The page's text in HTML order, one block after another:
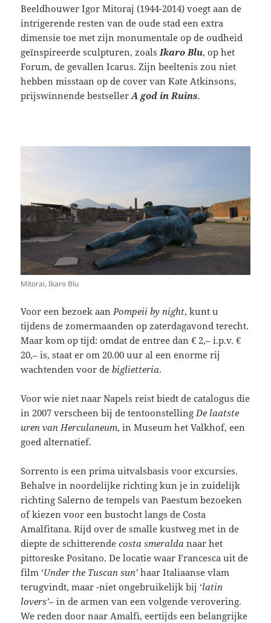
Beeldhouwer Igor Mitoraj (1944-2014) voegt aan de
intrigerende resten van de oude stad een extra
dimensie toe met zijn monumentale op de oudheid
geïnspireerde sculpturen, zoals Ikaro Blu, op het
Forum, de gevallen Icarus. Zijn beeltenis zou niet
hebben misstaan op de cover van Kate Atkinsons,
prijswinnende bestsellerA god in Ruins.
Mitorai, Ikaro Blu
Voor een bezoek aan Pompeii by night, kunt u
tijdens de zomermaanden op zaterdagavond terecht.
Maar kom op tijd: omdat de entree dan € 2,– i.p.v. €
20,– is, staat er om 20.00 uur al een enorme rij
wachtenden voor debiglietteria.
Voor wie niet naar Napels reist biedt de catalogus die
in 2007 verscheen bij de tentoonstelling De laatste
uren van Herculaneum, in Museum het Valkhof, een
goed alternatief.
Sorrento is een prima uitvalsbasis voor excursies.
Behalve in noordelijke richting kun je in zuidelijk
richting Salerno de tempels van Paestum bezoeken
of kiezen voor een bustocht langs de Costa
Amalfitana. Rijd over de smalle kustweg met in de
diepte de schitterendecosta smeralda naar het
pittoreske Positano. De locatie waar Francesca uit de
film ‘Under the Tuscan sun’ haar Italiaanse vlam
terugvindt, maar -niet ongebruikelijk bij ‘latin
lovers’– in de armen van een volgende verovering.
We reden door naar Amalfi, eertijds een belangrijke